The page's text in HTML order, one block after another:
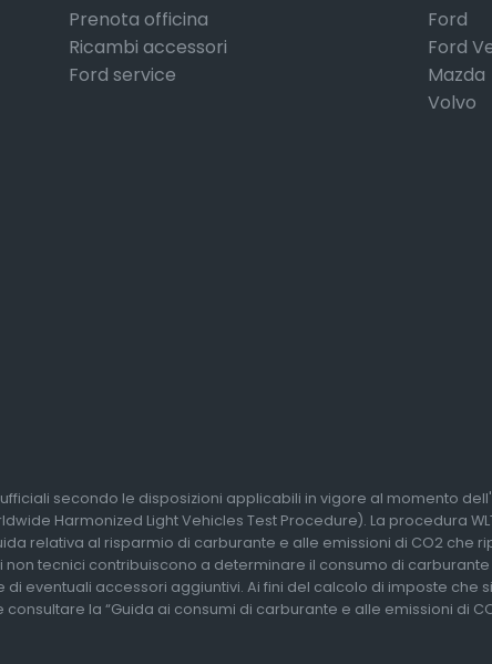
Prenota officina
Ricambi accessori
Ford service
Ford
Ford
Mazda
Volvo
secondo le disposizioni applicabili in vigore al momento
Harmonized Light Vehicles Test Procedure). La procedura
relativa al risparmio di carburante e alle emissioni di CO2 che
tecnici contribuiscono a determinare il consumo di carburante
eventuali accessori aggiuntivi. Ai fini del calcolo di imposte che
la “Guida ai consumi di carburante e alle emissioni di